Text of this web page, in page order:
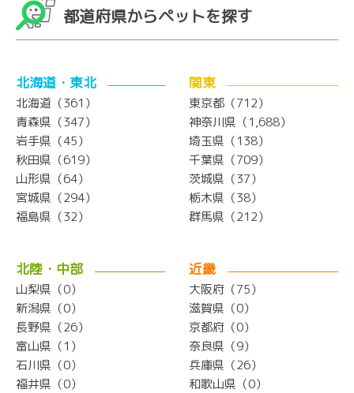
都道府県からペットを探す
北海道・東北
北海道（361）
青森県（347）
岩手県（45）
秋田県（619）
山形県（64）
宮城県（294）
福島県（32）
関東
東京都（712）
神奈川県（1,688）
埼玉県（138）
千葉県（709）
茨城県（37）
栃木県（38）
群馬県（212）
北陸・中部
山梨県（0）
新潟県（0）
長野県（26）
富山県（1）
石川県（0）
福井県（0）
近畿
大阪府（75）
滋賀県（0）
京都府（0）
奈良県（9）
兵庫県（26）
和歌山県（0）